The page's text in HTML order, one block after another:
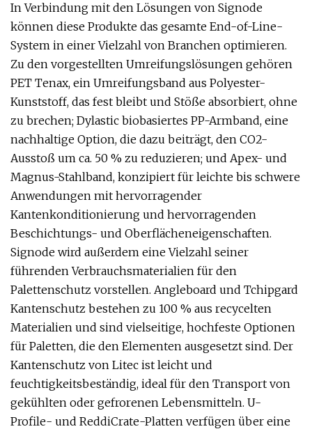
In Verbindung mit den Lösungen von Signode
können diese Produkte das gesamte End-of-Line-
System in einer Vielzahl von Branchen optimieren.
Zu den vorgestellten Umreifungslösungen gehören
PET Tenax, ein Umreifungsband aus Polyester-
Kunststoff, das fest bleibt und Stöße absorbiert, ohne
zu brechen; Dylastic biobasiertes PP-Armband, eine
nachhaltige Option, die dazu beiträgt, den CO2-
Ausstoß um ca. 50 % zu reduzieren; und Apex- und
Magnus-Stahlband, konzipiert für leichte bis schwere
Anwendungen mit hervorragender
Kantenkonditionierung und hervorragenden
Beschichtungs- und Oberflächeneigenschaften.
Signode wird außerdem eine Vielzahl seiner
führenden Verbrauchsmaterialien für den
Palettenschutz vorstellen. Angleboard und Tchipgard
Kantenschutz bestehen zu 100 % aus recycelten
Materialien und sind vielseitige, hochfeste Optionen
für Paletten, die den Elementen ausgesetzt sind. Der
Kantenschutz von Litec ist leicht und
feuchtigkeitsbeständig, ideal für den Transport von
gekühlten oder gefrorenen Lebensmitteln. U-
Profile- und ReddiCrate-Platten verfügen über eine